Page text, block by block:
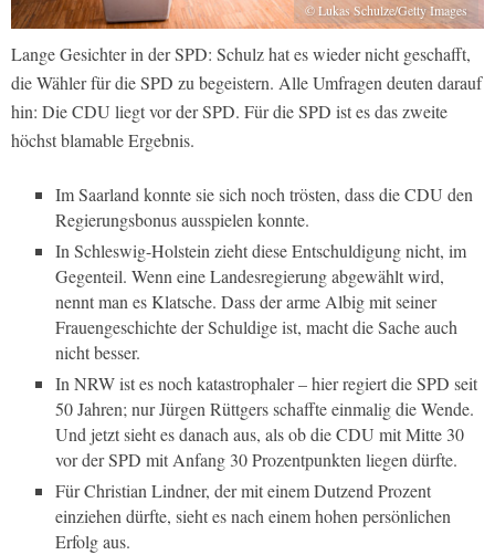
© Lukas Schulze/Getty Images
Lange Gesichter in der SPD: Schulz hat es wieder nicht geschafft,
die Wähler für die SPD zu begeistern. Alle Umfragen deuten darauf
hin: Die CDU liegt vor der SPD. Für die SPD ist es das zweite
höchst blamable Ergebnis.
Im Saarland konnte sie sich noch trösten, dass die CDU den
Regierungsbonus ausspielen konnte.
In Schleswig-Holstein zieht diese Entschuldigung nicht, im
Gegenteil. Wenn eine Landesregierung abgewählt wird,
nennt man es Klatsche. Dass der arme Albig mit seiner
Frauengeschichte der Schuldige ist, macht die Sache auch
nicht besser.
In NRW ist es noch katastrophaler – hier regiert die SPD seit
50 Jahren; nur Jürgen Rüttgers schaffte einmalig die Wende.
Und jetzt sieht es danach aus, als ob die CDU mit Mitte 30
vor der SPD mit Anfang 30 Prozentpunkten liegen dürfte.
Für Christian Lindner, der mit einem Dutzend Prozent
einziehen dürfte, sieht es nach einem hohen persönlichen
Erfolg aus.